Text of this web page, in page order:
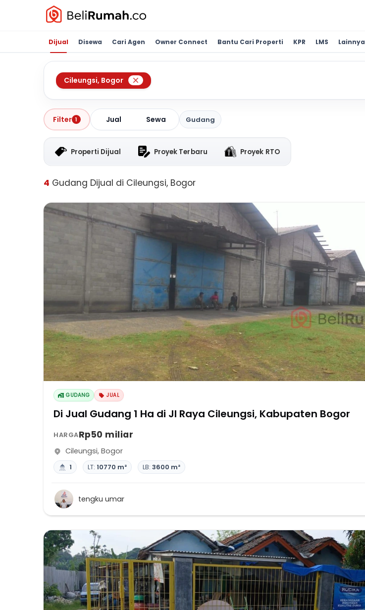
Dijual Disewa Cari Agen Owner Connect Bantu Cari Properti KPR LMS Lainnya
Cileungsi, Bogor
Filter 1 Jual Sewa Gudang
Properti Dijual Proyek Terbaru Proyek RTO
4 Gudang Dijual di Cileungsi, Bogor
GUDANG JUAL
Di Jual Gudang 1 Ha di Jl Raya Cileungsi, Kabupaten Bogor
HARGARp50 miliar
Cileungsi, Bogor
1 LT: 10770 m² LB: 3600 m²
tengku umar